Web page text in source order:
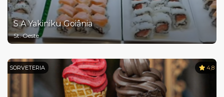
S.A Yakiniku Goiânia
St. Oeste
SORVETERIA 4,8